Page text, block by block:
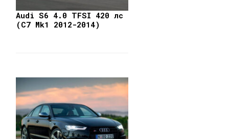
Audi S6 4.0 TFSI 420 лс
(C7 Mk1 2012-2014)